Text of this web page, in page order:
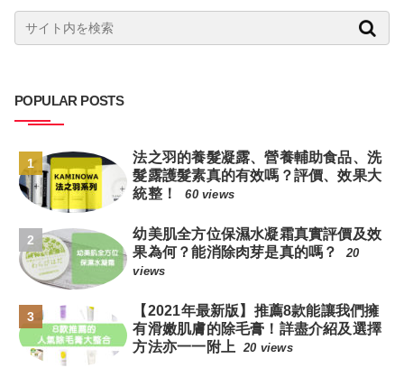
POPULAR POSTS
法之羽的養髮凝露、營養輔助食品、洗
髮露護髮素真的有效嗎？評價、效果大
統整！
60 views
幼美肌全方位保濕水凝霜真實評價及效
果為何？能消除肉芽是真的嗎？
20
views
【2021年最新版】推薦8款能讓我們擁
有滑嫩肌膚的除毛膏！詳盡介紹及選擇
方法亦一一附上
20 views